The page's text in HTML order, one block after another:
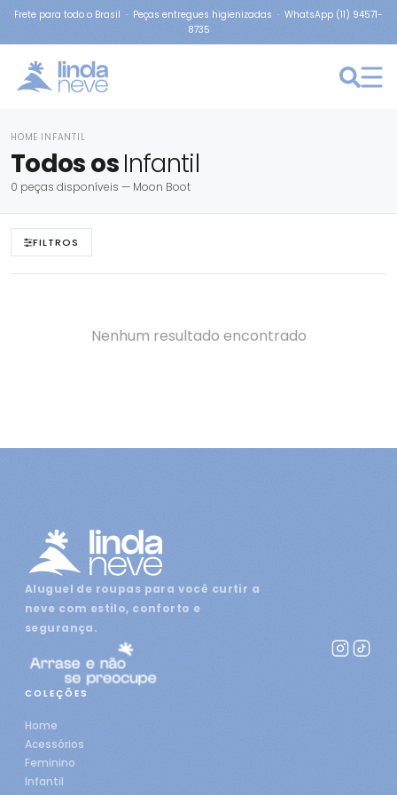
Frete para todo o Brasil · Peças entregues higienizadas · WhatsApp (11) 94571-
8735
HOME INFANTIL
Todos osInfantil
0 peças disponíveis — Moon Boot
FILTROS
Nenhum resultado encontrado
Aluguel de roupas para você curtir a
neve com estilo, conforto e
segurança.
COLEÇÕES
Home
Acessórios
Feminino
Infantil